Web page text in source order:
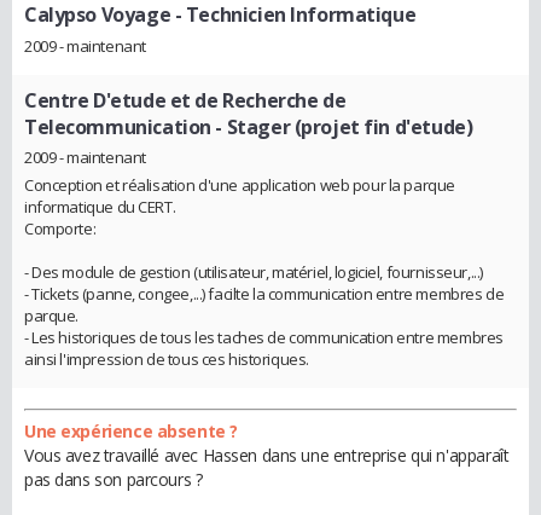
Calypso Voyage - Technicien Informatique
2009 - maintenant
Centre D'etude et de Recherche de
Telecommunication - Stager (projet fin d'etude)
2009 - maintenant
Conception et réalisation d'une application web pour la parque
informatique du CERT.
Comporte:
- Des module de gestion (utilisateur, matériel, logiciel, fournisseur,...)
- Tickets (panne, congee,...) facilte la communication entre membres de
parque.
- Les historiques de tous les taches de communication entre membres
ainsi l'impression de tous ces historiques.
Une expérience absente ?
Vous avez travaillé avec Hassen dans une entreprise qui n'apparaît
pas dans son parcours ?